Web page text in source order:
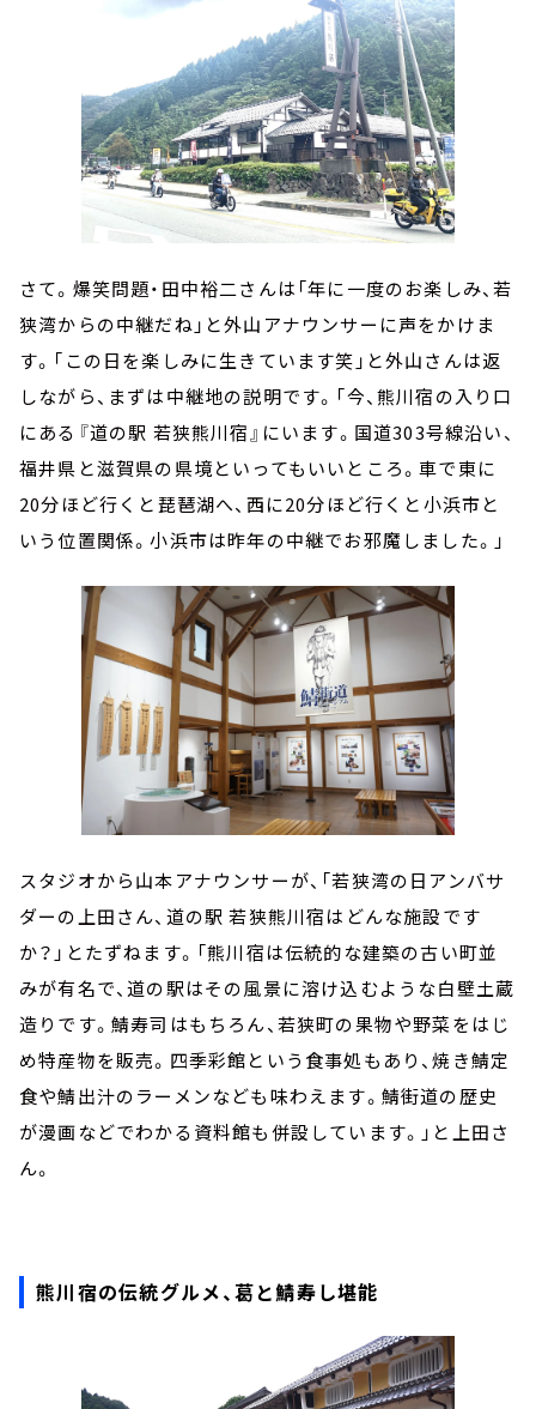
さて。爆笑問題・田中裕二さんは「年に一度のお楽しみ、若
狭湾からの中継だね」と外山アナウンサーに声をかけま
す。「この日を楽しみに生きています笑」と外山さんは返
しながら、まずは中継地の説明です。「今、熊川宿の入り口
にある『道の駅 若狭熊川宿』にいます。国道303号線沿い、
福井県と滋賀県の県境といってもいいところ。車で東に
20分ほど行くと琵琶湖へ、西に20分ほど行くと小浜市と
いう位置関係。小浜市は昨年の中継でお邪魔しました。」
スタジオから山本アナウンサーが、「若狭湾の日アンバサ
ダーの上田さん、道の駅 若狭熊川宿はどんな施設です
か？」とたずねます。「熊川宿は伝統的な建築の古い町並
みが有名で、道の駅はその風景に溶け込むような白壁土蔵
造りです。鯖寿司はもちろん、若狭町の果物や野菜をはじ
め特産物を販売。四季彩館という食事処もあり、焼き鯖定
食や鯖出汁のラーメンなども味わえます。鯖街道の歴史
が漫画などでわかる資料館も併設しています。」と上田さ
ん。
熊川宿の伝統グルメ、葛と鯖寿し堪能